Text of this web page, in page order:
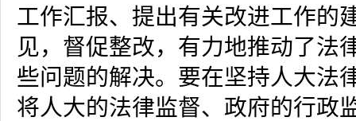
工作汇报、提出有关改进工作的
见，督促整改，有力地推动了法
些问题的解决。要在坚持人大法
将人大的法律监督、政府的行政